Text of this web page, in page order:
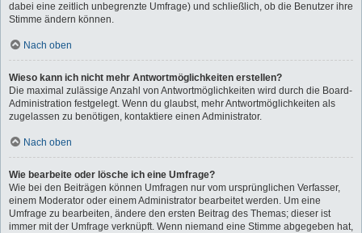
dabei eine zeitlich unbegrenzte Umfrage) und schließlich, ob die Benutzer ihre
Stimme ändern können.
Nach oben
Wieso kann ich nicht mehr Antwortmöglichkeiten erstellen?
Die maximal zulässige Anzahl von Antwortmöglichkeiten wird durch die Board-
Administration festgelegt. Wenn du glaubst, mehr Antwortmöglichkeiten als
zugelassen zu benötigen, kontaktiere einen Administrator.
Nach oben
Wie bearbeite oder lösche ich eine Umfrage?
Wie bei den Beiträgen können Umfragen nur vom ursprünglichen Verfasser,
einem Moderator oder einem Administrator bearbeitet werden. Um eine
Umfrage zu bearbeiten, ändere den ersten Beitrag des Themas; dieser ist
immer mit der Umfrage verknüpft. Wenn niemand eine Stimme abgegeben hat,